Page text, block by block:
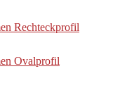
Rechteckprofil
Ovalprofil